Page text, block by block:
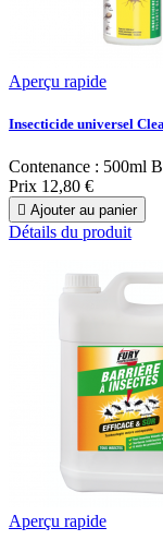
Aperçu rapide
Insecticide universel
Contenance : 500ml
Prix 12,80 €
 Ajouter au panier
Détails du produit
Aperçu rapide